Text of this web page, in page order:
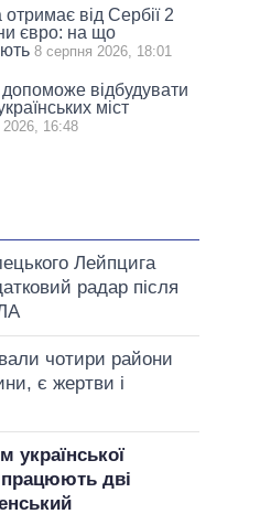
отримає від Сербії 2
євро: на що
8 серпня 2026, 18:01
відбудувати
міст
16:48
Лейпцига
радар після
чотири райони
є жертви і
української
працюють дві